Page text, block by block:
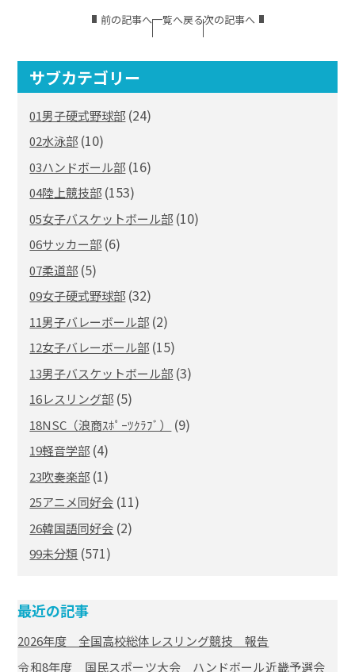
前の記事へ一覧へ戻る次の記事へ
サブカテゴリー
01男子硬式野球部 (24)
02水泳部 (10)
03ハンドボール部 (16)
04陸上競技部 (153)
05女子バスケットボール部 (10)
06サッカー部 (6)
07柔道部 (5)
09女子硬式野球部 (32)
11男子バレーボール部 (2)
12女子バレーボール部 (15)
13男子バスケットボール部 (3)
16レスリング部 (5)
18NSC（浪商ｽﾎﾟｰﾂｸﾗﾌﾞ） (9)
19軽音学部 (4)
23吹奏楽部 (1)
25アニメ同好会 (11)
26韓国語同好会 (2)
99未分類 (571)
最近の記事
2026年度 全国高校総体レスリング競技 報告
令和8年度 国民スポーツ大会 ハンドボール近畿予選会